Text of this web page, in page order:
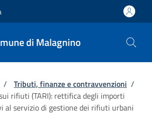
di Malagnino
pane
/ Tributi, finanze e contravvenzioni /
rifiuti (TARI): rettifica degli importi
al servizio di gestione dei rifiuti urbani